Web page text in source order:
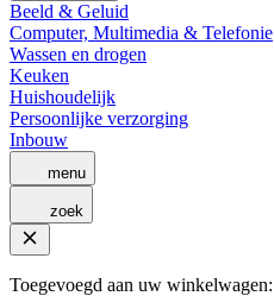
Beeld & Geluid
Computer, Multimedia & Telefonie
Wassen en drogen
Keuken
Huishoudelijk
Persoonlijke verzorging
Inbouw
menu
zoek
Toegevoegd aan uw winkelwagen: